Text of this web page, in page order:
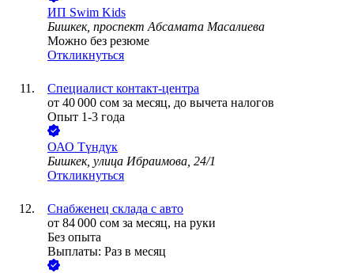
ИП Swim Kids
Бишкек, проспект Абсамата Масалиева
Можно без резюме
Откликнуться
Специалист контакт-центра
от 40 000 сом за месяц, до вычета налогов
Опыт 1-3 года
ОАО Түндүк
Бишкек, улица Ибраимова, 24/1
Откликнуться
Снабженец склада с авто
от 84 000 сом за месяц, на руки
Без опыта
Выплаты: Раз в месяц